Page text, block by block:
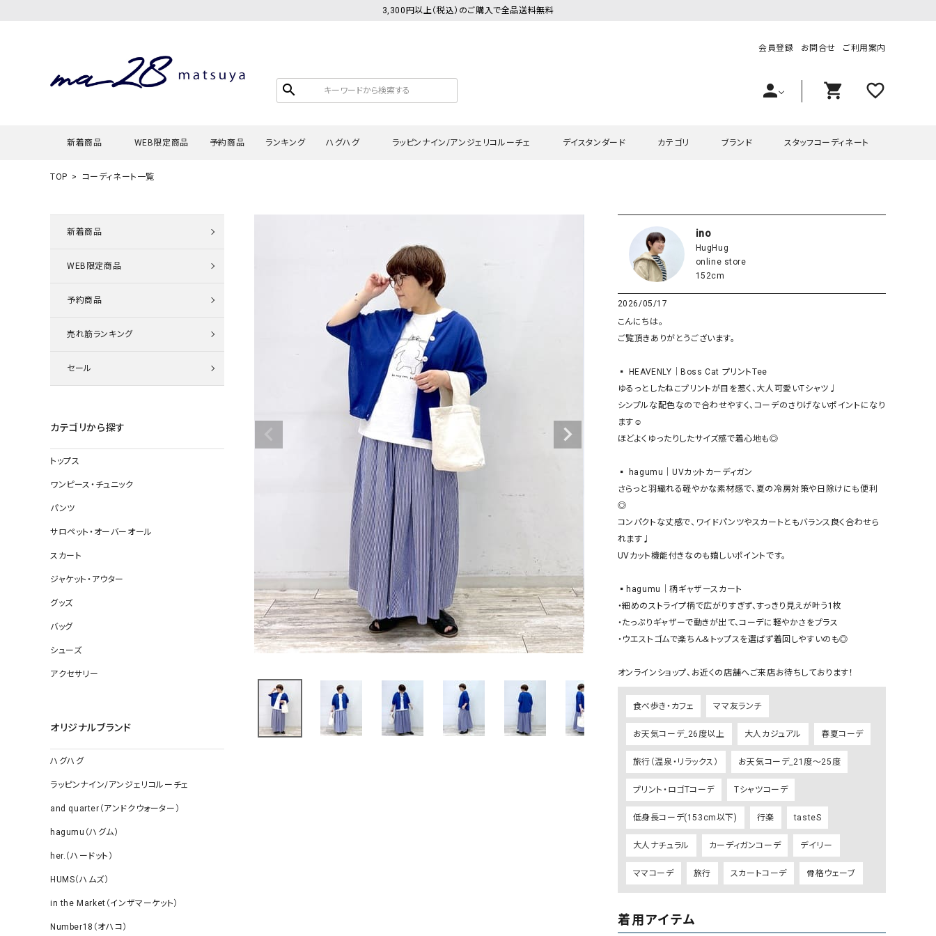
3,300円以上（税込）のご購入で全品送料無料
search
会員登録 お問合せ ご利用案内
person shopping_cart favorite_outline
新着商品 WEB限定商品 予約商品 ランキング ハグハグ
タンクトップ・キャミソール
ロング・マキシ丈
その他スカート
すべて見る
帽子
ソックス
その他雑貨
ラッピンナイン/アンジェリコルーチェ
シャツ・ブラウス
ニット
タンクトップ・キャミソール
デニムパンツ
その他のパンツ
ジャケット
コート
その他アウター
シューズ
デイスタンダード
チュニック
その他スカート
ガウン
帽子
ソックス・その他雑貨
カテゴリ
ワンピース・チュニック
サロペット・オーバーオール
スカート
ジャケット・アウター
グッズ
ワンピース・チュニック
ジャケット・アウター
グッズ
ブランド
ラッピンナイン/アンジェリコルーチェ
hagumu（ハグム）
her.（ハードット）
and quarter（アンドクウォーター） HUMS（ハムズ）
Wrapin nine9（ラッピンナイン）
1 metre carre（アンメートルキャレ ）
オ）
adidas（アディダス）
Antiquite's（アンティークス）
NATURAL LAUNDRY（ナチ
リー）
ツ）
blue willow（ブルーウィロー）
blue willow（ブルーウィロー）
CUBE SUGAR（キューブシュガー）
CONVERSE ALL STAR（コンバースオー
ルスター）
Risley（リズレー）
Champion（チャンピオン）
DENIM DUNGAREE（デニムダンガリー）
Deck（ディック）
EVOL（イーボル）
SCOTCH&SODA（スコッチ
ダ）
FLAVOR TEE（フレーバーティー） squady by graphite（スカ
スタッフコーディネート
TOP コーディネート一覧
新着商品
WEB限定商品
予約商品
売れ筋ランキング
セール
カテゴリから探す
トップス
ワンピース・チュニック
パンツ
サロペット・オーバーオール
スカート
ジャケット・アウター
グッズ
バッグ
シューズ
アクセサリー
オリジナルブランド
ハグハグ
ラッピンナイン/アンジェリコルーチェ
and quarter（アンドクウォーター）
hagumu（ハグム）
her.（ハードット）
HUMS（ハムズ）
in the Market（インザマーケット）
Number18（オハコ）
ino
HugHug
online store
152cm
2026/05/17
こんにちは。
ご覧頂きありがとうございます。
▪︎ HEAVENLY｜Boss Cat プリントTee
ゆるっとしたねこプリントが目を惹く、大人可愛いTシャツ♩
シンプルな配色なので合わせやすく、コーデのさりげないポイントになり
ます☺︎
ほどよくゆったりしたサイズ感で着心地も◎
▪︎ hagumu｜UVカットカーディガン
さらっと羽織れる軽やかな素材感で、夏の冷房対策や日除けにも便利
◎
コンパクトな丈感で、ワイドパンツやスカートともバランス良く合わせら
れます♩
UVカット機能付きなのも嬉しいポイントです。
▪︎hagumu｜柄ギャザースカート
・細めのストライプ柄で広がりすぎず、すっきり見えが叶う1枚
・たっぷりギャザーで動きが出て、コーデに軽やかさをプラス
・ウエストゴムで楽ちん＆トップスを選ばず着回しやすいのも◎
オンラインショップ、お近くの店舗へご来店お待ちしております！
食べ歩き・カフェ ママ友ランチ
お天気コーデ_26度以上 大人カジュアル 春夏コーデ
旅行（温泉・リラックス） お天気コーデ_21度～25度
プリント・ロゴTコーデ Tシャツコーデ
低身長コーデ(153cm以下) 行楽 tasteS
大人ナチュラル カーディガンコーデ デイリー
ママコーデ 旅行 スカートコーデ 骨格ウェーブ
着用アイテム